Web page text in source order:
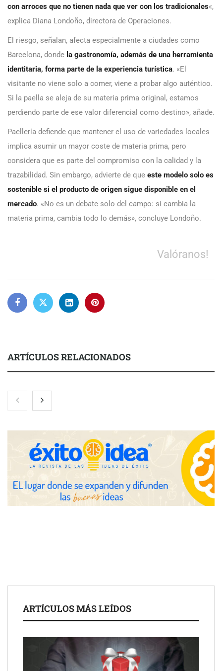
con arroces que no tienen nada que ver con los tradicionales«,
explica Diana Londoño, directora de Operaciones.
El riesgo, señalan, afecta especialmente a ciudades como
Barcelona, donde la gastronomía, además de una herramienta
identitaria, forma parte de la experiencia turística. «El
visitante no viene solo a comer, viene a probar algo auténtico.
Si la paella se aleja de su materia prima original, estamos
perdiendo parte de ese valor diferencial como destino», añade.
Paellería defiende que mantener el uso de variedades locales
implica asumir un mayor coste de materia prima, pero
considera que es parte del compromiso con la calidad y la
trazabilidad. Sin embargo, advierte de que este modelo solo es
sostenible si el producto de origen sigue disponible en el
mercado. «No es un debate solo del campo: si cambia la
materia prima, cambia todo lo demás», concluye Londoño.
Valóranos!
ARTÍCULOS RELACIONADOS
Nicols presenta seis modelos de anillos de compromiso para el
eclipse solar del 12 de agosto
Zoomex mejora su Strategy Center con herramientas
avanzadas para trading estratégico
COMPALISS de LYSOTRIC: cuando un solo producto multiplica
las posibilidades del salón profesional
ARTÍCULOS MÁS LEÍDOS